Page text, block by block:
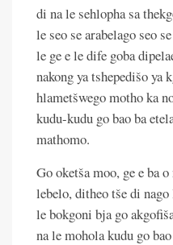
di na le sehlopha sa
le seo se arabelago seo
le ge e le dife goba
nakong ya tshepedišo ya
hlametšwego motho ka
kudu-kudu go bao ba
mathomo.
Go oketša moo, ge e ba
lebelo, ditheo tše di
le bokgoni bja go
na le mohola kudu go